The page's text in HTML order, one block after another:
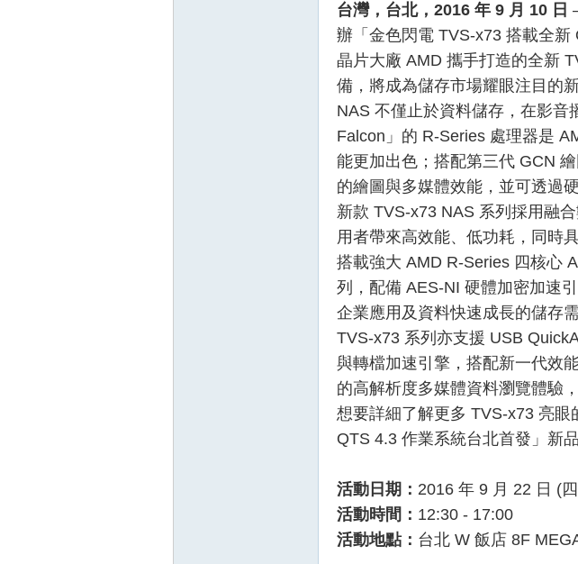
台灣，台北，2016 年 9 月 10 日
辦「金色閃電 TVS-x73 搭載全
晶片大廠 AMD 攜手打造的全新
備，將成為儲存市場耀眼注目的新
NAS 不僅止於資料儲存，在影音
Falcon」的 R-Series 處理器是
能更加出色；搭配第三代 GCN
的繪圖與多媒體效能，並可透過
新款 TVS-x73 NAS 系列採用融
用者帶來高效能、低功耗，同時
搭載強大 AMD R-Series 四核心
列，配備 AES-NI 硬體加密加速
企業應用及資料快速成長的儲存
TVS-x73 系列亦支援 USB
與轉檔加速引擎，搭配新一代效
的高解析度多媒體資料瀏覽體驗
想要詳細了解更多 TVS-x73 亮
QTS 4.3 作業系統台北首發」新
活動日期： 2016 年 9 月 22 日 (
活動時間： 12:30 - 17:00
活動地點： 台北 W 飯店 8F